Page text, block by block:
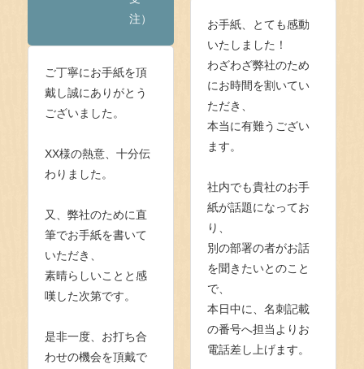
注）
ご丁寧にお手紙を頂
戴し誠にありがとう
ございました。
XX様の熱意、十分伝
わりました。
又、弊社のために直
筆でお手紙を書いて
いただき、
素晴らしいことと感
嘆した次第です。
是非一度、お打ち合
わせの機会を頂戴で
お手紙、とても感動
いたしました！
わざわざ弊社のため
にお時間を割いてい
ただき、
本当に有難うござい
ます。
社内でも貴社のお手
紙が話題になってお
り、
別の部署の者がお話
を聞きたいとのこと
で、
本日中に、名刺記載
の番号へ担当よりお
電話差し上げます。